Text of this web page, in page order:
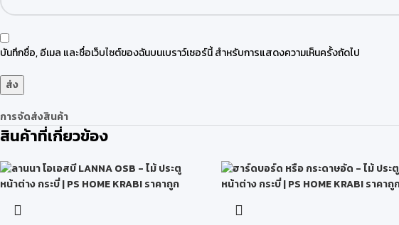
บันทึกชื่อ, อีเมล และชื่อเว็บไซต์ของฉันบนเบราว์เซอร์นี้ สำหรับการแสดงความเห็นครั้งถัดไป
การจัดส่งสินค้า
สินค้าที่เกี่ยวข้อง